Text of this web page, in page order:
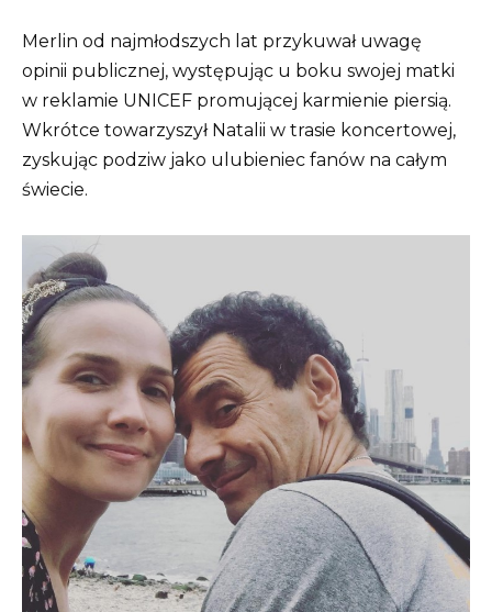
Merlin od najmłodszych lat przykuwał uwagę
opinii publicznej, występując u boku swojej matki
w reklamie UNICEF promującej karmienie piersią.
Wkrótce towarzyszył Natalii w trasie koncertowej,
zyskując podziw jako ulubieniec fanów na całym
świecie.